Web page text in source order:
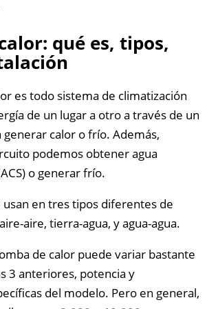
qué es, tipos,
es todo sistema de climatización
de un lugar a otro a través de un
calor o frío. Además,
podemos obtener agua
o generar frío.
en tres tipos diferentes de
aire, tierra-agua, y agua-agua.
de calor puede variar bastante
3 anteriores, potencia y
del modelo. Pero en general,